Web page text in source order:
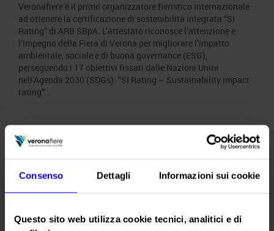
Consenso Dettagli Informazioni sui cookie
Questo sito web utilizza cookie tecnici, analitici e di
Veronafiere è il primo organizzatore fieristico internazionale
ad ottenere la certificazione di sostenibilità integrata “SI
Rating” di ARB SBpA. L’attestato riconosce l’attenzione e
l’impegno della Fiera di Verona per migliorare l’impatto
ambientale, sociale e di buona governance (ESG),
perseguendo i 17 obiettivi fissati dalle Nazioni Unite
nell’Agenda 2030 (SDGs). “SI Rating – Sustainability impact
rating”…
Con LETExpo il futuro della
logistica è green
PostedMarzo 18th, 2022byUfficio Stampa Veronafiere &
bene all’ambiente. Nel 2021, le 1.800 aziende associate di
ALIS, l’Associazione Logistica dell’Intermodalità Sostenibile,